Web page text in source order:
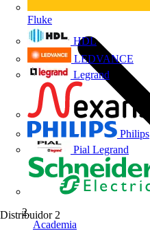
Fluke
HDL
LEDVANCE
Legrand
Philips
Pial Legrand
Distribuidor 2
Academia